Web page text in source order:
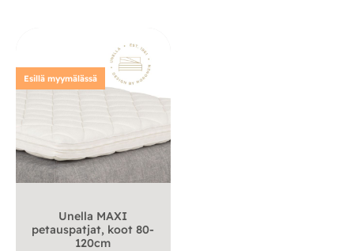
Esillä myymälässä
Unella MAXI
petauspatjat, koot 80-
120cm